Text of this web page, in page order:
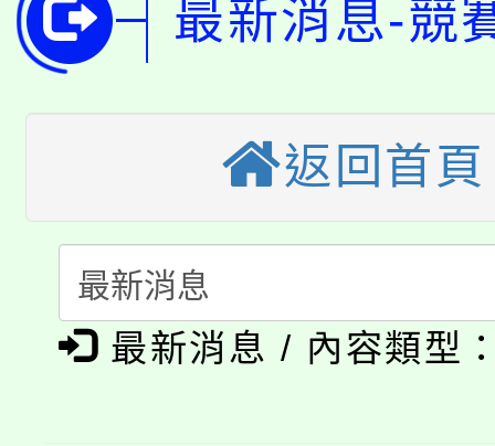
開!
115年桃園市運動會8/
桃園市低收入戶享有免
視費優惠，中低收入戶
半價優惠，詳情可洽有
者。
大園自造教育及科技
份教師增能研習
大溪自造教育及科技
份教師研習
淨零綠生活教案入校路
會
115年食農教育專業人
程
「本色祭」8/29、30在
最新消息-競
返回首頁
最新消息 / 內容類型